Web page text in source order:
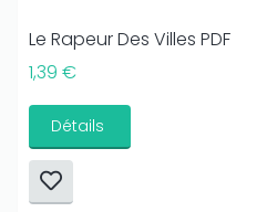
Le Rapeur Des Villes PDF
1,39 €
Détails